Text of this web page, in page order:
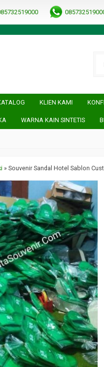
KLIEN KAMI
WARNA KAIN SINTETIS
»Souvenir Sandal Hotel Sablon